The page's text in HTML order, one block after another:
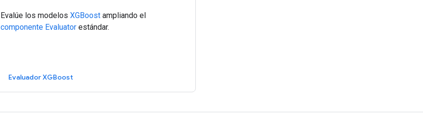
Evalúe los modelos XGBoost ampliando el
componente Evaluator estándar.
Evaluador XGBoost